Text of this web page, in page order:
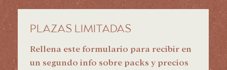
Plazas limitadas
Rellena este formulario para recibir en
un segundo info sobre packs y precios